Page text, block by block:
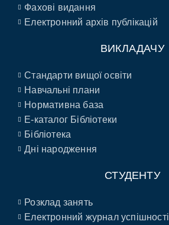
Фахові видання
Електронний архів публікацій
ВИКЛАДАЧУ
Стандарти вищої освіти
Навчальні плани
Нормативна база
E-каталог Бібліотеки
Бібліотека
Дні народження
СТУДЕНТУ
Розклад занять
Електронний журнал успішності